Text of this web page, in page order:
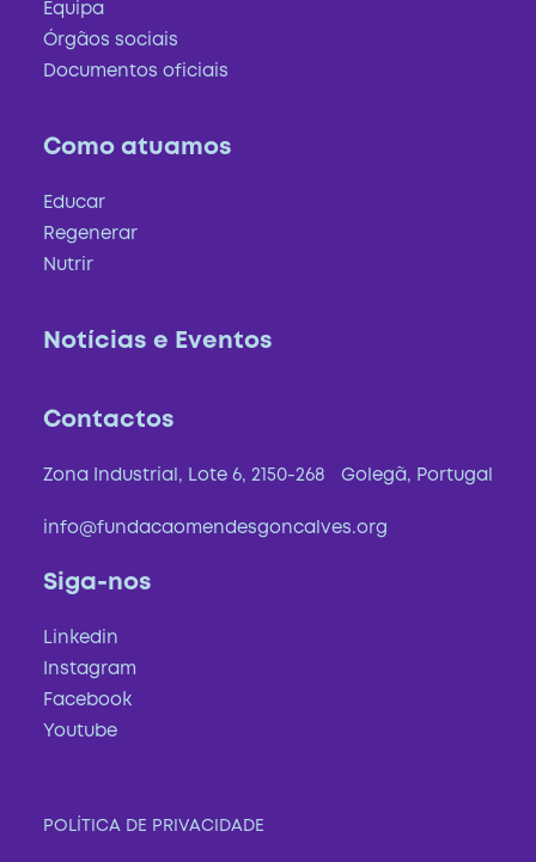
Equipa
Órgãos sociais
Documentos oficiais
Como atuamos
Educar
Regenerar
Nutrir
Notícias e Eventos
Contactos
Zona Industrial, Lote 6, 2150-268 Golegã, Portugal
info@fundacaomendesgoncalves.org
Siga-nos
Linkedin
Instagram
Facebook
Youtube
POLÍTICA DE PRIVACIDADE